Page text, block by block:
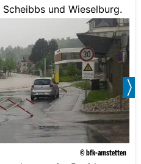
und Wieselburg.
© bfk-amstetten